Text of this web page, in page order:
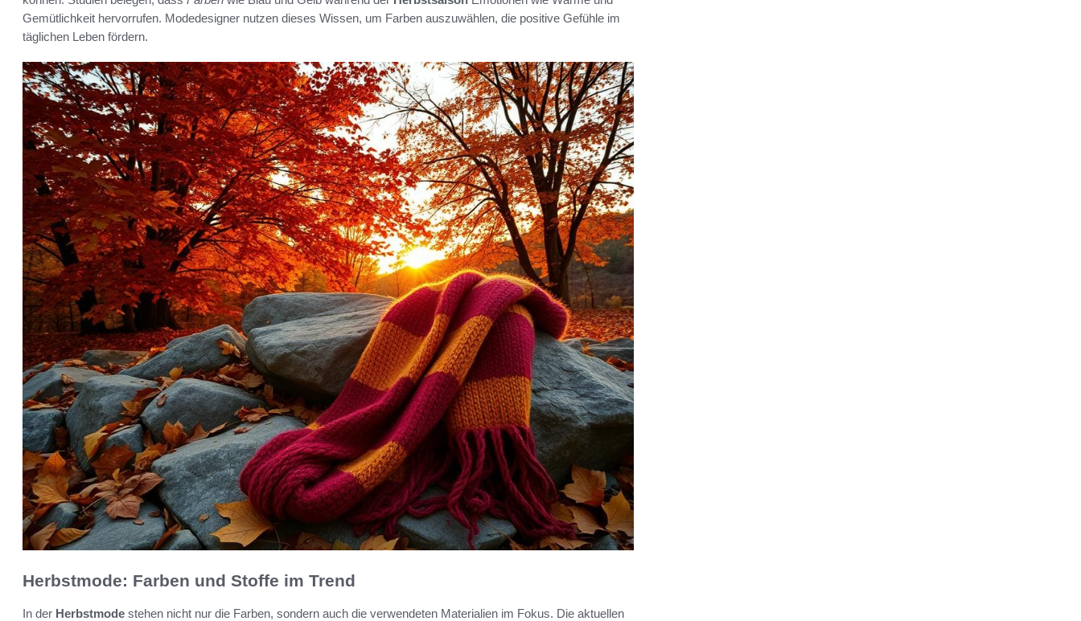
Gemütlichkeit hervorrufen. Modedesigner nutzen dieses Wissen, um Farben auszuwählen, die positive Gefühle im
täglichen Leben fördern.
Herbstmode: Farben und Stoffe im Trend
In der Herbstmode stehen nicht nur die Farben, sondern auch die verwendeten Materialien im Fokus. Die aktuellen